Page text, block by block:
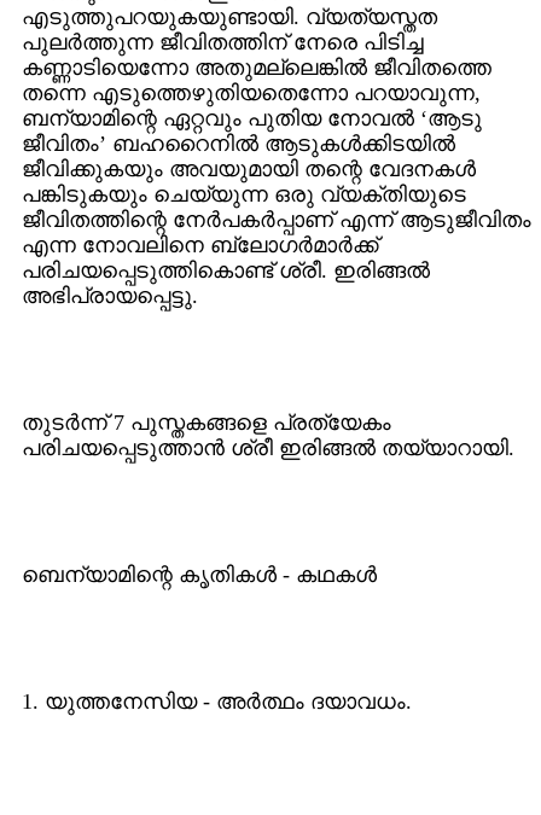
എടുത്തുപറയുകയുണ്ടായി. വ്യത്യസ്തത
പുലര്‍ത്തുന്ന ജീവിതത്തിന് നേരെ പിടിച്ച
കണ്ണാടിയെന്നോ അതുമല്ലെങ്കില്‍ ജീവിതത്തെ
തന്നെ എടുത്തെഴുതിയതെന്നോ പറയാവുന്ന,
ബന്യാമിന്റെ ഏറ്റവും പുതിയ നോവല്‍ ‘ആടു
ജീവിതം’ ബഹറൈനില്‍ ആടുകള്‍ക്കിടയില്‍
ജീവിക്കുകയും അവയുമായി തന്റെ വേദനകള്‍
പങ്കിടുകയും ചെയ്യുന്ന ഒരു വ്യക്തിയുടെ
ജീവിതത്തിന്റെ നേര്‍പകര്‍പ്പാണ് എന്ന് ആടുജീവിതം
എന്ന നോവലിനെ ബ്ലോഗര്‍മാര്‍ക്ക്
പരിചയപ്പെടുത്തികൊണ്ട് ശ്രീ. ഇരിങ്ങല്‍
അഭിപ്രായപ്പെട്ടു.
തുടര്‍ന്ന് 7 പുസ്തകങ്ങളെ പ്രത്യേകം
പരിചയപ്പെടുത്താന്‍ ശ്രീ ഇരിങ്ങല്‍ തയ്യാറായി.
ബെന്യാമിന്റെ കൃതികള്‍ - കഥകള്‍
1. യുത്തനേസിയ - അര്‍ത്ഥം ദയാവധം.